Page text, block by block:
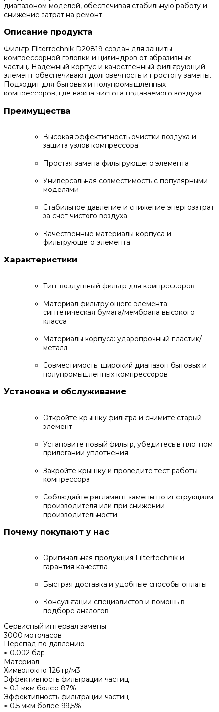
диапазоном моделей, обеспечивая стабильную работу и
снижение затрат на ремонт.
Описание продукта
Фильтр Filtertechnik D20819 создан для защиты
компрессорной головки и цилиндров от абразивных
частиц. Надежный корпус и качественный фильтрующий
элемент обеспечивают долговечность и простоту замены.
Подходит для бытовых и полупромышленных
компрессоров, где важна чистота подаваемого воздуха.
Преимущества
Высокая эффективность очистки воздуха и
защита узлов компрессора
Простая замена фильтрующего элемента
Универсальная совместимость с популярными
моделями
Стабильное давление и снижение энергозатрат
за счет чистого воздуха
Качественные материалы корпуса и
фильтрующего элемента
Характеристики
Тип: воздушный фильтр для компрессоров
Материал фильтрующего элемента:
синтетическая бумага/мембрана высокого
класса
Материалы корпуса: ударопрочный пластик/
металл
Совместимость: широкий диапазон бытовых и
полупромышленных компрессоров
Установка и обслуживание
Откройте крышку фильтра и снимите старый
элемент
Установите новый фильтр, убедитесь в плотном
прилегании уплотнения
Закройте крышку и проведите тест работы
компрессора
Соблюдайте регламент замены по инструкциям
производителя или при снижении
производительности
Почему покупают у нас
Оригинальная продукция Filtertechnik и
гарантия качества
Быстрая доставка и удобные способы оплаты
Консультации специалистов и помощь в
подборе аналогов
Сервисный интервал замены
3000 моточасов
Перепад по давлению
≤ 0.002 бар
Материал
Химволокно 126 гр/м3
Эффективность фильтрации частиц
≥ 0.1 мкм более 87%
Эффективность фильтрации частиц
≥ 0.5 мкм более 99,5%